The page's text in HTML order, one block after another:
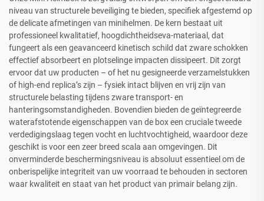
niveau van structurele beveiliging te bieden, specifiek afgestemd op
de delicate afmetingen van minihelmen. De kern bestaat uit
professioneel kwalitatief, hoogdichtheidseva-materiaal, dat
fungeert als een geavanceerd kinetisch schild dat zware schokken
effectief absorbeert en plotselinge impacten dissipeert. Dit zorgt
ervoor dat uw producten – of het nu gesigneerde verzamelstukken
of high-end replica’s zijn – fysiek intact blijven en vrij zijn van
structurele belasting tijdens zware transport- en
hanteringsomstandigheden. Bovendien bieden de geïntegreerde
waterafstotende eigenschappen van de box een cruciale tweede
verdedigingslaag tegen vocht en luchtvochtigheid, waardoor deze
geschikt is voor een zeer breed scala aan omgevingen. Dit
onverminderde beschermingsniveau is absoluut essentieel om de
onberispelijke integriteit van uw voorraad te behouden in sectoren
waar kwaliteit en staat van het product van primair belang zijn.